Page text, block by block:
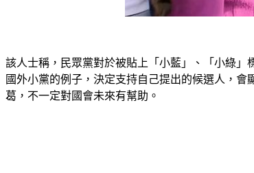
該人士稱，民眾黨對於被貼上「小藍」、「小綠」
國外小黨的例子，決定支持自己提出的候選人，
葛，不一定對國會未來有幫助。